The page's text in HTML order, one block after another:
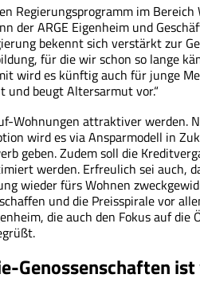
Regierungsprogramm im Bereich
der ARGE Eigenheim und
bekennt sich verstärkt zur
für die wir schon so lange
wird es künftig auch für junge
und beugt Altersarmut vor.“
Wohnungen attraktiver werden.
wird es via Ansparmodell in
geben. Zudem soll die
werden. Erfreulich sei auch,
wieder fürs Wohnen
und die Preisspirale vor
die auch den Fokus auf die
Genossenschaften